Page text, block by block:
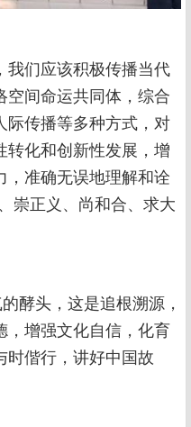
我们应该积极传播当代
空间命运共同体，综合
际传播等多种方式，对
转化和创新性发展，增
准确无误地理解和诠
崇正义、尚和合、求大
酵头，这是追根溯源，
，增强文化自信，化育
时偕行，讲好中国故